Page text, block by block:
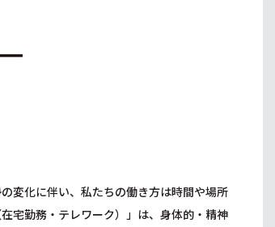
変化に伴い、私たちの働き方は時間や場所
宅勤務・テレワーク）」は、身体的・精神